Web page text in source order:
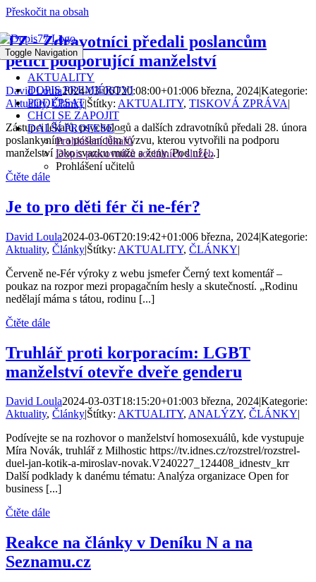
Přeskočit na obsah
Toggle Navigation
AKTUALITY
DOPIS PREMIÉROVI
PODEPSAT
CHCI SE ZAPOJIT
DALŠÍ PROFESE
Prohlášení lékařů
Dopis pracovníků sociálních služeb
Prohlášení učitelů
TZ - Zdravotníci předali poslancům
petici podporující manželství
David Loula2024-03-06T20:08:00+01:006 března, 2024|Kategorie:
Aktuality,Články|Štítky: AKTUALITY, TISKOVÁ ZPRÁVA|
Zástupci lékařů, psychologů a dalších zdravotníků předali 28. února
poslankyním a poslancům výzvu, kterou vytvořili na podporu
manželství jako svazku muže a ženy. Pod ní [...]
Čtěte dále
Je to pro děti fér či ne-fér?
David Loula2024-03-06T20:19:42+01:006 března, 2024|Kategorie:
Aktuality, Články|Štítky: AKTUALITY, ČLÁNKY|
Červeně ne-Fér výroky z webu jsmefer Černý text komentář –
poukaz na rozpor mezi propagačním hesly a skutečností. „Rodinu
nedělají máma s tátou, rodinu [...]
Čtěte dále
Truhlář proti korporacím: LGBT
manželství otevře dveře genderu
David Loula2024-03-03T18:15:20+01:003 března, 2024|Kategorie:
Aktuality, Články|Štítky: AKTUALITY, ANALÝZY, ČLÁNKY|
Podívejte se na rozhovor o manželství homosexuálů, kde vystupuje
Míra Novák, truhlář z Milhostic https://tv.idnes.cz/rozstrel/rozstrel-
duel-jan-kotik-a-miroslav-novak.V240227_124408_idnestv_krr
Další podklady k danému tématu: Analýza organizace Open for
business [...]
Čtěte dále
Reakce na články v Deníku N a na
Seznamu.cz